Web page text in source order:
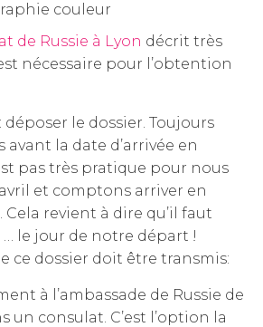
couleur
de Russie à Lyon décrit très
nécessaire pour l’obtention
: déposer le dossier. Toujours
avant la date d’arrivée en
pas très pratique pour nous
et comptons arriver en
revient à dire qu’il faut
… le jour de notre départ !
ce dossier doit être transmis:
à l’ambassade de Russie de
un consulat. C’est l’option la